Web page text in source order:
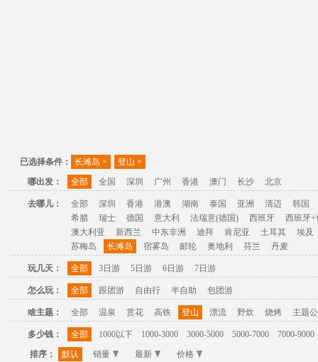
已选择条件： 长滩岛 × 登山 ×
哪出发：
全部 全国 深圳 广州 香港 澳门 长沙 北京
去哪儿： 全部 深圳 香港 港澳 湖南 泰国 亚洲 清迈
韩国
希腊
瑞士 德国 意大利 法瑞意(德国) 西班牙
西班牙+
澳大利亚
新西兰 中东非洲 迪拜 肯尼亚 土耳其
埃及
苏梅岛
长滩岛 宿雾岛 邮轮 奥地利 芬兰 丹麦
玩几天： 全部 3日游 5日游 6日游 7日游
怎么玩： 全部 跟团游 自由行 半自助 包团游
啥主题： 全部 温泉 赏花 高铁 登山 漂流 野炊 烧烤 主题
多少钱： 全部 1000以下 1000-3000 3000-5000 5000-7000
7000-9000
排序：
默认 销量 最新 价格